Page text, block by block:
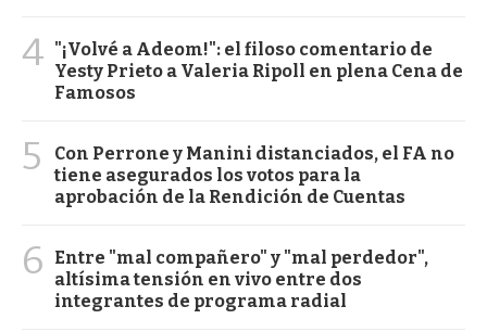
4 "¡Volvé a Adeom!": el filoso comentario de
Yesty Prieto a Valeria Ripoll en plena Cena de
Famosos
5
Con Perrone y Manini distanciados, el FA no
tiene asegurados los votos para la
aprobación de la Rendición de Cuentas
6
Entre "mal compañero" y "mal perdedor",
altísima tensión en vivo entre dos
integrantes de programa radial